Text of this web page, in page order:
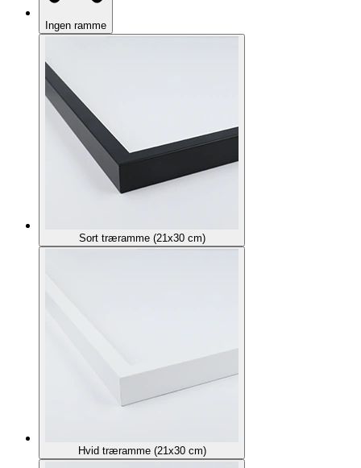
Ingen ramme
Sort træramme (21x30 cm)
Hvid træramme (21x30 cm)